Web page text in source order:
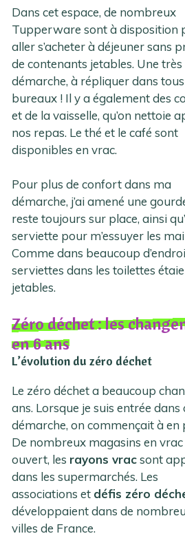
Dans cet espace, de nombreux
Tupperware sont à disposition
aller s’acheter à déjeuner sans
de contenants jetables. Une
démarche, à répliquer dans tous
bureaux ! Il y a également des
et de la vaisselle, qu’on nettoie
nos repas. Le thé et le café sont
disponibles en vrac.
Pour plus de confort dans ma
démarche, j’ai amené une
reste toujours sur place, ainsi
serviette pour m’essuyer les
Comme dans beaucoup
serviettes dans les toilettes
jetables.
Zéro déchet : les
en 6 ans
L’évolution du zéro déchet
Le zéro déchet a beaucoup
ans. Lorsque je suis entrée dans
démarche, on commençait à en
De nombreux magasins en
ouvert, les rayons vracsont
dans les supermarchés. Les
associations et défis zéro
développaient dans de
villes de France.